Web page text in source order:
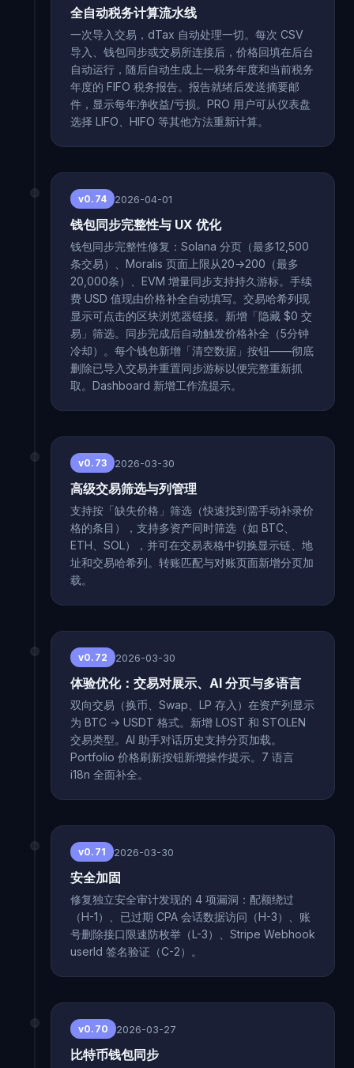
全自动税务计算流水线
一次导入交易，dTax 自动处理一切。每次 CSV
导入、钱包同步或交易所连接后，价格回填在后台
自动运行，随后自动生成上一税务年度和当前税务
年度的 FIFO 税务报告。报告就绪后发送摘要邮
件，显示每年净收益/亏损。PRO 用户可从仪表盘
选择 LIFO、HIFO 等其他方法重新计算。
v0.74 2026-04-01
钱包同步完整性与 UX 优化
钱包同步完整性修复：Solana 分页（最多12,500
条交易）、Moralis 页面上限从20→200（最多
20,000条）、EVM 增量同步支持持久游标。手续
费 USD 值现由价格补全自动填写。交易哈希列现
显示可点击的区块浏览器链接。新增「隐藏 $0 交
易」筛选。同步完成后自动触发价格补全（5分钟
冷却）。每个钱包新增「清空数据」按钮——彻底
删除已导入交易并重置同步游标以便完整重新抓
取。Dashboard 新增工作流提示。
v0.73 2026-03-30
高级交易筛选与列管理
支持按「缺失价格」筛选（快速找到需手动补录价
格的条目），支持多资产同时筛选（如 BTC、
ETH、SOL），并可在交易表格中切换显示链、地
址和交易哈希列。转账匹配与对账页面新增分页加
载。
v0.72 2026-03-30
体验优化：交易对展示、AI 分页与多语言
双向交易（换币、Swap、LP 存入）在资产列显示
为 BTC → USDT 格式。新增 LOST 和 STOLEN
交易类型。AI 助手对话历史支持分页加载。
Portfolio 价格刷新按钮新增操作提示。7 语言
i18n 全面补全。
v0.71 2026-03-30
安全加固
修复独立安全审计发现的 4 项漏洞：配额绕过
（H-1）、已过期 CPA 会话数据访问（H-3）、账
号删除接口限速防枚举（L-3）、Stripe Webhook
userId 签名验证（C-2）。
v0.70 2026-03-27
比特币钱包同步